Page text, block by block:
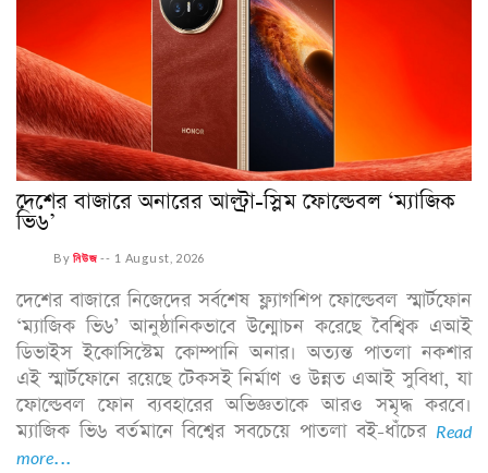
দেশের বাজারে অনারের আল্ট্রা-স্লিম ফোল্ডেবল ‘ম্যাজিক
ভি৬’
Byনিউজ -- 1 August, 2026
দেশের বাজারে নিজেদের সর্বশেষ ফ্ল্যাগশিপ ফোল্ডেবল স্মার্টফোন
‘ম্যাজিক ভি৬’ আনুষ্ঠানিকভাবে উন্মোচন করেছে বৈশ্বিক এআই
ডিভাইস ইকোসিস্টেম কোম্পানি অনার। অত্যন্ত পাতলা নকশার
এই স্মার্টফোনে রয়েছে টেকসই নির্মাণ ও উন্নত এআই সুবিধা, যা
ফোল্ডেবল ফোন ব্যবহারের অভিজ্ঞতাকে আরও সমৃদ্ধ করবে।
ম্যাজিক ভি৬ বর্তমানে বিশ্বের সবচেয়ে পাতলা বই-ধাঁচের Read
more...